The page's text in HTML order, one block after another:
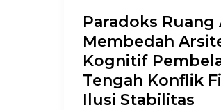
Paradoks Ruang
Membedah
Kognitif
Tengah Konflik
Ilusi Stabilitas
di
Tengah
Konflik
Fisik
dan